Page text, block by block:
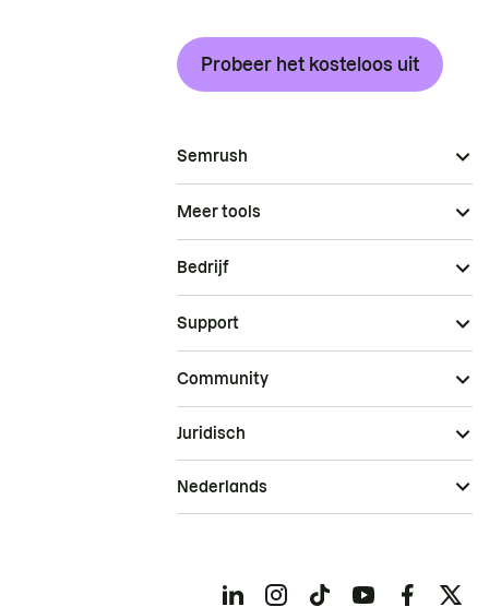
Probeer het kosteloos uit
Semrush
Meer tools
Bedrijf
Support
Community
Juridisch
Nederlands